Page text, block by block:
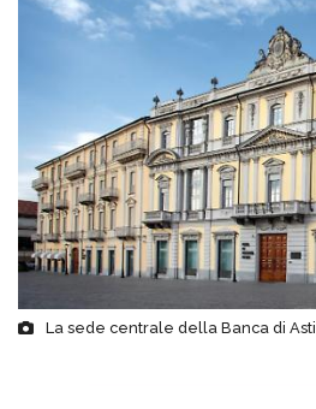
La sede centrale della Banca di Asti